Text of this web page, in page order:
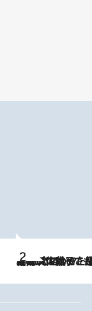
2026.8.5
【阿川佐和子さんの年とる力】なぜ70代で始めた趣味は“こんなに楽しい”のか？ ピアノ、俳句…スランプに陥っても続けられる“ある秘訣”とは